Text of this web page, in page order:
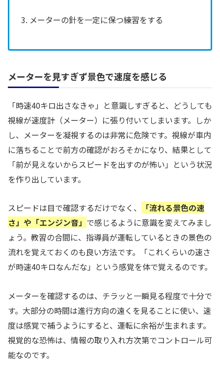
3. メーターの針を一定に保つ練習をする
メーターを見すぎず景色で速度を感じる
「時速40キロ出さなきゃ」と意識しすぎると、どうしても
視線が速度計（メーター）に張り付いてしまいます。しか
し、メーターを凝視するのは非常に危険です。視線が車内
に落ちることで前方の確認がおろそかになり、結果として
「前が見えないからスピードを出すのが怖い」という状況
を作り出しています。
スピードは目で確認するだけでなく、
「流れる景色の速
さ」や「エンジン音」 で感じるように意識を変えてみまし
ょう。教習の合間に、指導員が運転しているときの景色の
流れを覚えておくのも良い方法です。「これくらいの速さ
が時速40キロなんだな」という感覚を体で覚えるのです。
メーターを確認するのは、チラッと一瞬見る程度で十分で
す。大部分の時間は進行方向の遠くを見ることに使い、速
度は感覚で補うようにすると、運転に余裕が生まれます。
視覚的な恐怖は、情報の取り入れ方次第でコントロール可
能なのです。